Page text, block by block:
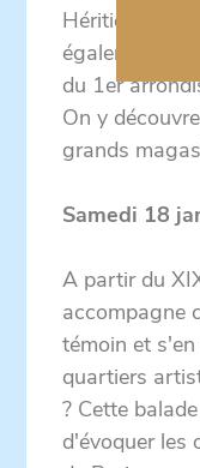
Héritier du
également
du 1er
On y
grands
Samedi 18
A partir du
accompagne
témoin et
quartiers
? Cette
d'évoquer les